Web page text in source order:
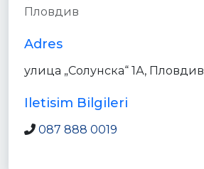
Пловдив
Adres
улица „Солунска“ 1А, Пловдив
Iletisim Bilgileri
087 888 0019